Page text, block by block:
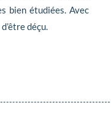
bien étudiées. Avec
déçu.